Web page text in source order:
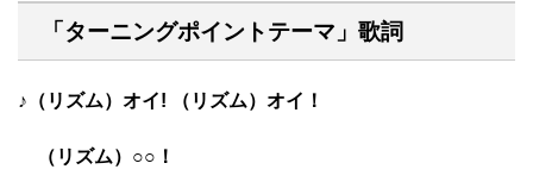
「ターニングポイントテーマ」歌詞
♪（リズム）オイ! （リズム）オイ！
（リズム）○○！